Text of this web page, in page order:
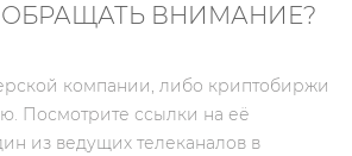
ВНИМАНИЕ?
компании, либо криптобиржи
Посмотрите ссылки на её
из ведущих телеканалов в